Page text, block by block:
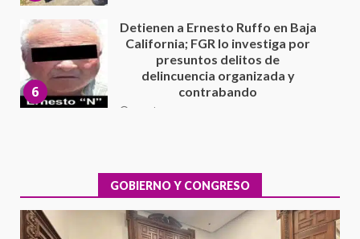
7
Sin paso carretera Oaxaca-
Cuacnopalan
26 junio 2026
1
integral de las instalaciones de la
Escuela Secundaria General
Moisés Sáenz Garza
5 agosto 2026
GOBIERNO Y CONGRESO